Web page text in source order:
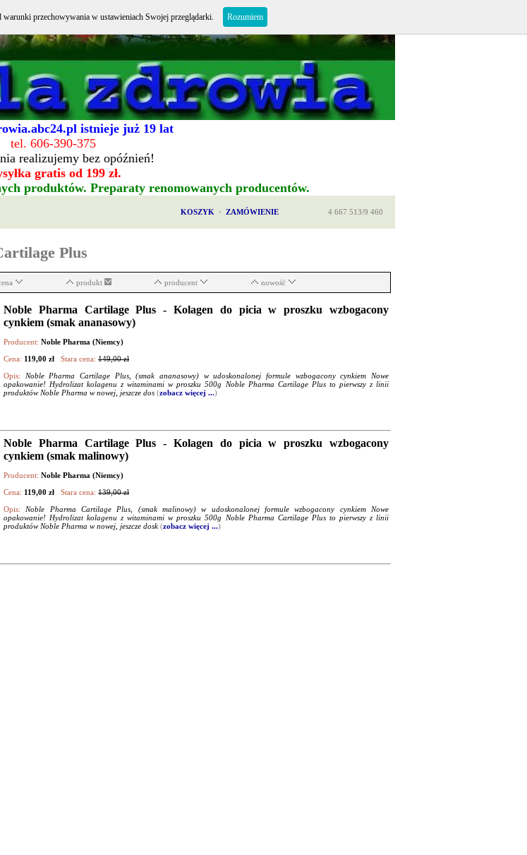
istnieje już 19 lat
tel. 606-390-375
realizujemy bez opóźnień!
gratis od 199 zł.
produktów. Preparaty renomowanych producentów.
KOSZYK · ZAMÓWIENIE 4 667 513/9 460
Plus
produkt producent nowość
Noble Pharma Cartilage Plus - Kolagen do picia w proszku wzbogacony
cynkiem (smak ananasowy)
Producent: Noble Pharma (Niemcy)
Cena: 119,00 zł Stara cena: 149,00 zł
Opis:
Noble Pharma Cartilage Plus, (smak ananasowy) w udoskonalonej formule wzbogacony cynkiem Nowe
opakowanie! Hydrolizat kolagenu z witaminami w proszku 500g Noble Pharma Cartilage Plus to pierwszy z linii
produktów Noble Pharma w nowej, jeszcze dos (zobacz więcej ...)
Noble Pharma Cartilage Plus - Kolagen do picia w proszku wzbogacony
cynkiem (smak malinowy)
Producent: Noble Pharma (Niemcy)
Cena: 119,00 zł Stara cena: 139,00 zł
Opis:
Noble Pharma Cartilage Plus, (smak malinowy) w udoskonalonej formule wzbogacony cynkiem Nowe
opakowanie! Hydrolizat kolagenu z witaminami w proszku 500g Noble Pharma Cartilage Plus to pierwszy z linii
produktów Noble Pharma w nowej, jeszcze dosk (zobacz więcej ...)
warunki przechowywania w ustawieniach Swojej przeglądarki. Rozumiem